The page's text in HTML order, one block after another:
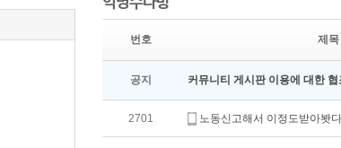
번호 제목
공지 커뮤니티 게시판 이용에 대한
2701 노동신고해서 이정도받아봣